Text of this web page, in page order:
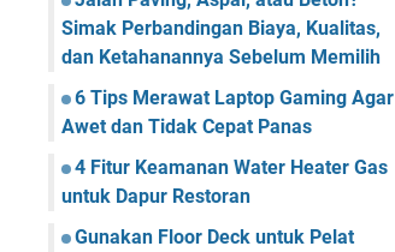
Simak Perbandingan Biaya, Kualitas,
dan Ketahanannya Sebelum Memilih
6 Tips Merawat Laptop Gaming Agar
Awet dan Tidak Cepat Panas
4 Fitur Keamanan Water Heater Gas
untuk Dapur Restoran
Gunakan Floor Deck untuk Pelat